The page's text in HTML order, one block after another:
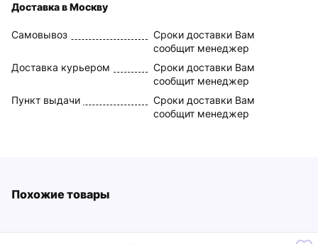
Доставка в Москву
Самовывоз
Сроки доставки Вам
сообщит менеджер
Доставка курьером
Сроки доставки Вам
сообщит менеджер
Пункт выдачи
Сроки доставки Вам
сообщит менеджер
Похожие товары